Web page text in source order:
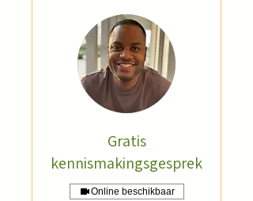
Gratis
kennismakingsgesprek
Online beschikbaar